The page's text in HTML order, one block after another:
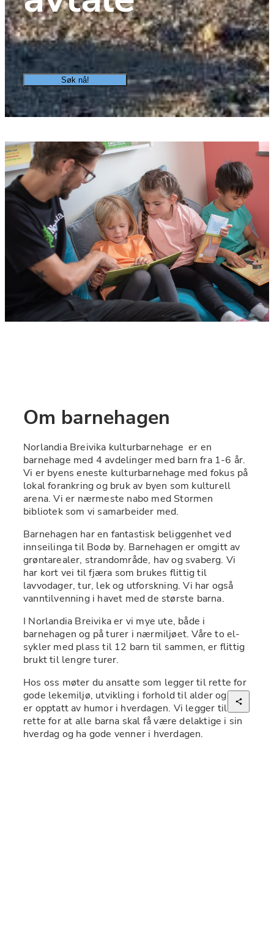
Søk nå!
Om barnehagen
Norlandia Breivika kulturbarnehage  er en
barnehage med 4 avdelinger med barn fra 1-6 år.
Vi er byens eneste kulturbarnehage med fokus på
lokal forankring og bruk av byen som kulturell
arena. Vi er nærmeste nabo med Stormen
bibliotek som vi samarbeider med.
Barnehagen har en fantastisk beliggenhet ved
innseilinga til Bodø by. Barnehagen er omgitt av
grøntarealer, strandområde, hav og svaberg. Vi
har kort vei til fjæra som brukes flittig til
lavvodager, tur, lek og utforskning. Vi har også
vanntilvenning i havet med de største barna.
I Norlandia Breivika er vi mye ute, både i
barnehagen og på turer i nærmiljøet. Våre to el-
sykler med plass til 12 barn til sammen, er flittig
brukt til lengre turer.
Hos oss møter du ansatte som legger til rette for
gode lekemiljø, utvikling i forhold til alder og som
er opptatt av humor i hverdagen. Vi legger til
rette for at alle barna skal få være delaktige i sin
hverdag og ha gode venner i hverdagen.